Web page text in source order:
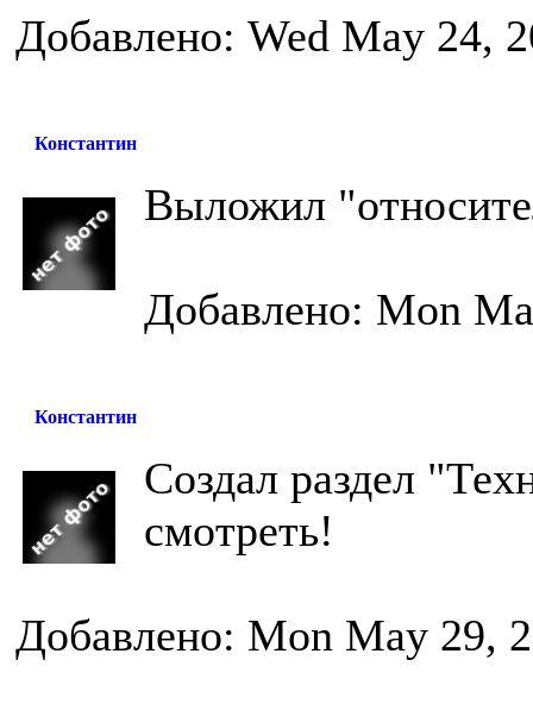
Добавлено: Wed May 24,
Константин
Выложил
Добавлено: Mon
Константин
Создал раздел
смотреть!
Добавлено: Mon May 29,